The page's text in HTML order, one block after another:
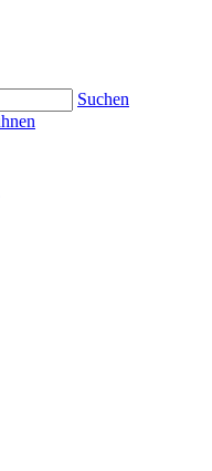
Suchen